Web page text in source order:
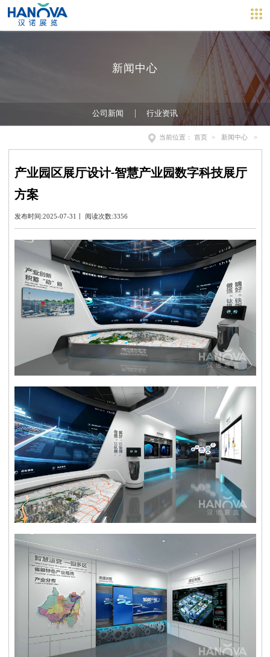
新闻中心
公司新闻 行业资讯
当前位置： 首页 > 新闻中心 >
产业园区展厅设计-智慧产业园数字科技展厅
方案
发布时间:2025-07-31丨 阅读次数:3356